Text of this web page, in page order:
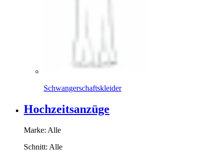
Schwangerschaftskleider
Hochzeitsanzüge
Marke: Alle
Schnitt: Alle